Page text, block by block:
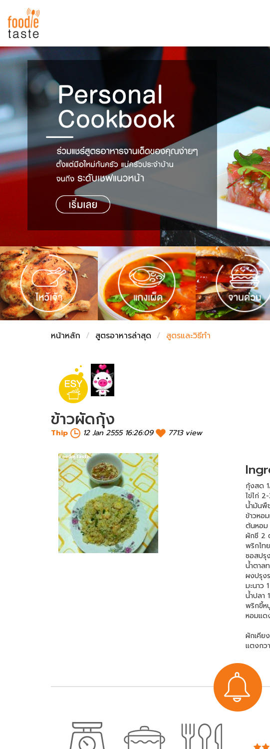
สูตรอาหาร
สูตรอาหารล่าสุด
Top Foodie
พาไปชิม
สารพันก้นครัว
เคล็ดลับน่ารู้
เปรียบเทียบหน่วยการตวง
เปรียบเทียบอุณหภูมิ
เปรียบเทียบน้ำหนักวัตถุดิบ
ชั่งตวงเนย
FoodPedia
สร้าง Cookbook
หน้าหลัก สูตรอาหารล่าสุด สูตรและวิธีทำ
ข้าวผัดกุ้ง
Thip 12 Jan 2555 16:26:09 7713 view
กุ้งสด
ไข่ไก่
น้ำมันพื
ข้าวหอ
ต้นหอ
ผักชี 2
พริกไท
ซอสปรุ
น้ำตาล
ผงปรุง
มะนาว
น้ำปลา
พริกขี้ห
หอมแด
ผักเคียง
แตงกว